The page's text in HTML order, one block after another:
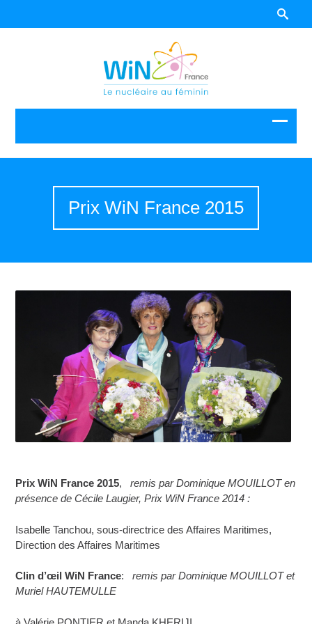
Prix WiN France 2015
Prix WiN France 2015,remis par Dominique MOUILLOT en
présence de Cécile Laugier, Prix WiN France 2014 :
Isabelle Tanchou, sous-directrice des Affaires Maritimes,
Direction des Affaires Maritimes
Clin d’œil WiN France:remis par Dominique MOUILLOT et
Muriel HAUTEMULLE